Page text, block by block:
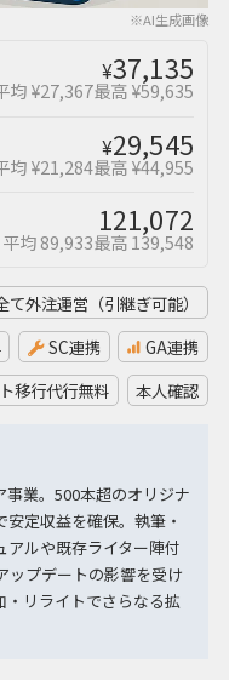
※AI生成画像
¥37,135
均 ¥27,367最高 ¥59,635
¥29,545
均 ¥21,284最高 ¥44,955
121,072
平均 89,933最高 139,548
て外注運営（引継ぎ可能）
SC連携
GA連携
移行代行無料
本人確認
業。500本超のオリジナ
定収益を確保。執筆・
ルや既存ライター陣付
ップデートの影響を受け
リライトでさらなる拡